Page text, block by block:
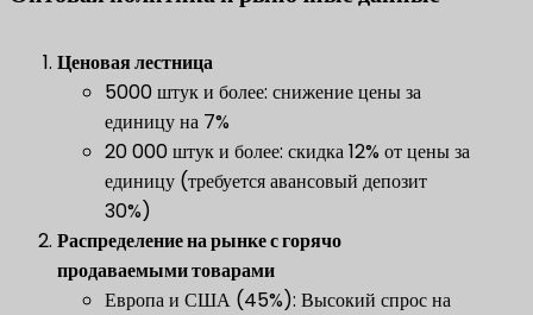
​Ценовая лестница
5000 штук и более: снижение цены за
единицу на 7%
20 000 штук и более: скидка 12% от цены за
единицу (требуется авансовый депозит
30%)
​Распределение на рынке с горячо
продаваемыми товарами
Европа и США (45%): Высокий спрос на